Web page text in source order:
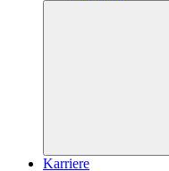
Karriere